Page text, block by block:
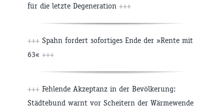
für die letzte Degeneration +++
+++ Spahn fordert sofortiges Ende der »Rente mit
63« +++
+++ Fehlende Akzeptanz in der Bevölkerung:
Städtebund warnt vor Scheitern der Wärmewende